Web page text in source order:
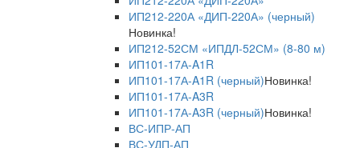
ИП212-220А «ДИП-220А» (черный)
Новинка!
ИП212-52СМ «ИПДЛ-52СМ» (8-80 м)
ИП101-17А-A1R
ИП101-17А-A1R (черный)Новинка!
ИП101-17А-A3R
ИП101-17А-A3R (черный)Новинка!
ВС-ИПР-АП
ВС-УДП-АП